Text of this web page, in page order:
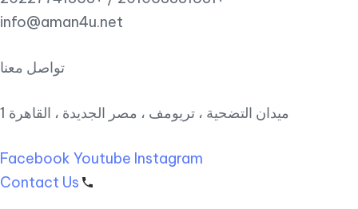
info@aman4u.net
تواصل معنا
1 ميدان التضحية ، تريومف ، مصر الجديدة ، القاهرة
Facebook Youtube Instagram
Contact Us